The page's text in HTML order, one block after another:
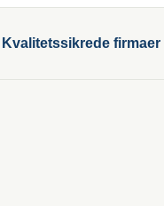
Kvalitetssikrede firmaer